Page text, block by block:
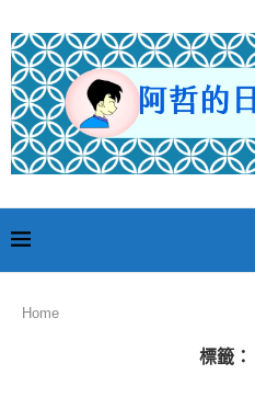
Home
標籤：